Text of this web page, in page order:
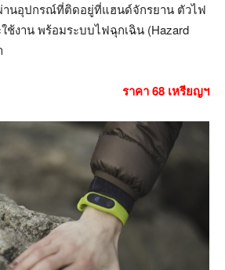
านอุปกรณ์ที่ติดอยู่ที่แฮนด์จักรยาน ตัวไฟ
ช้งาน พร้อมระบบไฟฉุกเฉิน (Hazard
ราคา 68 เหรียญฯ